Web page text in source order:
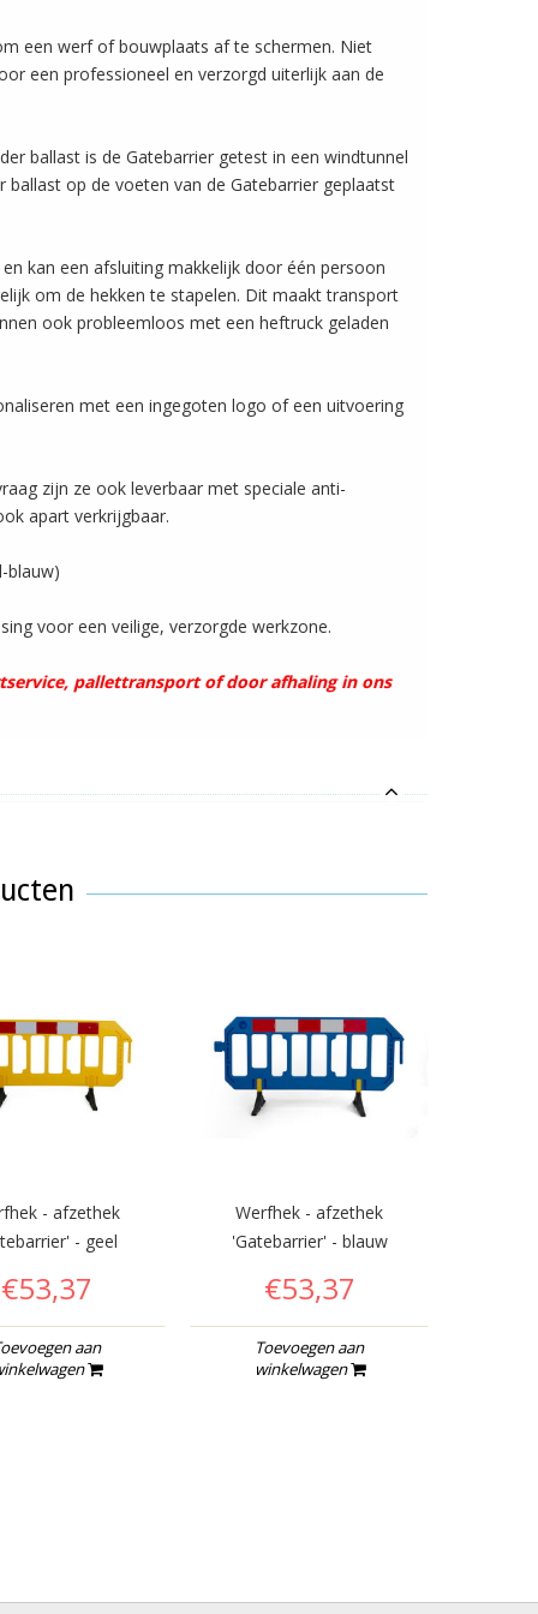
een werf of bouwplaats af te schermen. Niet
een professioneel en verzorgd uiterlijk aan de
ballast is de Gatebarrier getest in een windtunnel
op de voeten van de Gatebarrier geplaatst
kan een afsluiting makkelijk door één persoon
om de hekken te stapelen. Dit maakt transport
ook probleemloos met een heftruck geladen
met een ingegoten logo of een uitvoering
zijn ze ook leverbaar met speciale anti-
apart verkrijgbaar.
blauw)
voor een veilige, verzorgde werkzone.
pallettransport of door afhaling in ons
- afzethek
- geel
€53,37
aan
Werfhek - afzethek
'Gatebarrier' - blauw
€53,37
Toevoegen aan
winkelwagen